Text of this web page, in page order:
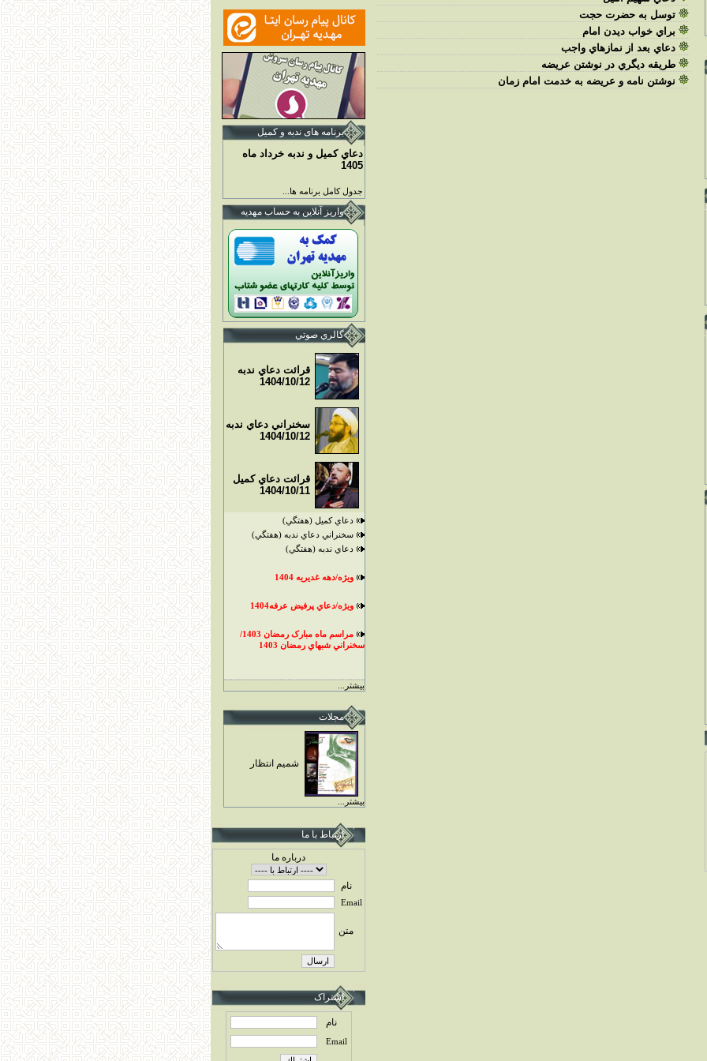
توسل به حضرت حجت
براي خواب ديدن امام
دعاي بعد از نمازهاي واجب
طريقه ديگري در نوشتن عريضه
نوشتن نامه و عريضه به خدمت امام زمان
برنامه های ندبه و کمیل
دعاي کميل و ندبه خرداد ماه
1405
جدول کامل برنامه ها...
واريز آنلاين به حساب مهديه
گالري صوتي
قرائت دعاي ندبه
1404/10/12
سخنراني دعاي ندبه
1404/10/12
قرائت دعاي کميل
1404/10/11
دعاي کميل (هفتگي)
سخنراني دعاي ندبه (هفتگي)
دعاي ندبه (هفتگي)
ويژه/دهه غديريه 1404
ويژه/دعاي پرفيض عرفه1404
مراسم ماه مبارک رمضان 1403/
سخنراني شبهاي رمضان 1403
بيشتر...
مجلات
شميم انتظار
بيشتر...
ارتباط با ما
درباره ما
نام
Email
متن
اشتراک
نام
Email